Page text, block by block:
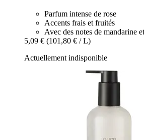
Parfum intense de rose
Accents frais et fruités
Avec des notes de mandarine
5,09 € (101,80 € / L)
Actuellement indisponible